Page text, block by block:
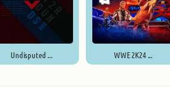
Undisputed ... WWE 2K24 ...